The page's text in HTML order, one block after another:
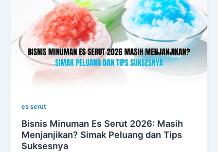
es serut
Bisnis Minuman Es Serut 2026: Masih
Menjanjikan? Simak Peluang dan Tips
Suksesnya